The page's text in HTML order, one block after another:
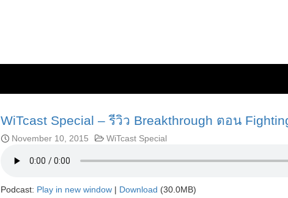
WiTcast Special – รีวิว Breakthrough ตอน
November 10, 2015 WiTcast Special
Podcast: Play in new window| Download (30.0MB)